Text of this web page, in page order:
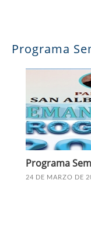
Programa
Programa
24 DE MARZO DE